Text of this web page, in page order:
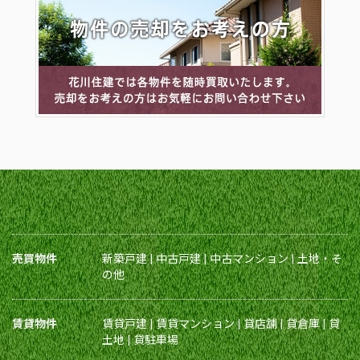
売買物件 新築戸建|中古戸建|中古マンション|土地・そ
の他
賃貸物件 賃貸戸建|賃貸マンション|貸店舗|貸倉庫|貸
土地|貸駐車場